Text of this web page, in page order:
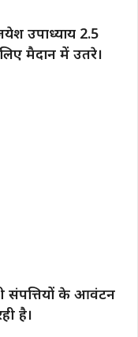
उपाध्याय 2.5
मैदान में उतरे।
संपत्तियों के आवंटन
है।